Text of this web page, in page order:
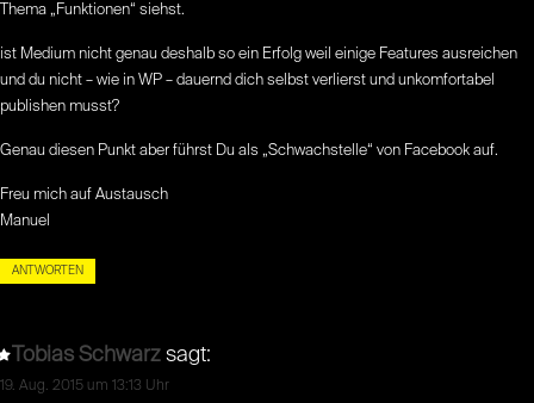
Thema „Funktionen“ siehst.
ist Medium nicht genau deshalb so ein Erfolg weil einige Features ausreichen
und du nicht – wie in WP – dauernd dich selbst verlierst und unkomfortabel
publishen musst?
Genau diesen Punkt aber führst Du als „Schwachstelle“ von Facebook auf.
Freu mich auf Austausch
Manuel
ANTWORTEN
Tobias Schwarz sagt:
19. Aug. 2015 um 13:13 Uhr